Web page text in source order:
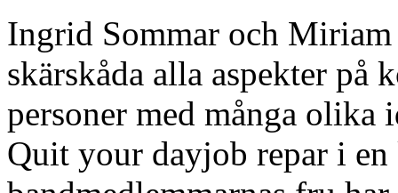
Ingrid Sommar och
skärskåda alla aspekter
personer med många
Quit your dayjob repar i